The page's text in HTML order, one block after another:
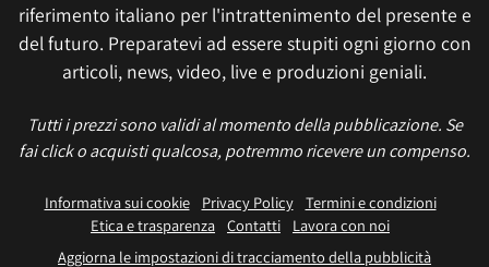
riferimento italiano per l'intrattenimento del presente e
del futuro. Preparatevi ad essere stupiti ogni giorno con
articoli, news, video, live e produzioni geniali.
Tutti i prezzi sono validi al momento della pubblicazione. Se
fai click o acquisti qualcosa, potremmo ricevere un compenso.
Informativa sui cookie Privacy Policy
Termini e condizioni
Etica e trasparenza Contatti
Lavora con noi
Aggiorna le impostazioni di tracciamento della pubblicità